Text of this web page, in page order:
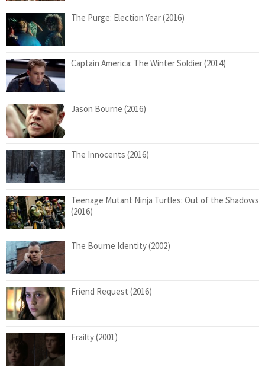
The Purge: Election Year (2016)
Captain America: The Winter Soldier (2014)
Jason Bourne (2016)
The Innocents (2016)
Teenage Mutant Ninja Turtles: Out of the Shadows
(2016)
The Bourne Identity (2002)
Friend Request (2016)
Frailty (2001)